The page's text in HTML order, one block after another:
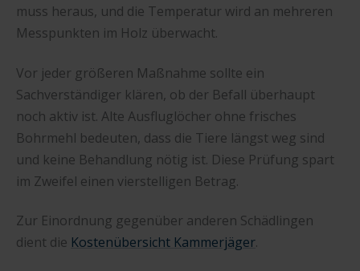
muss heraus, und die Temperatur wird an mehreren
Messpunkten im Holz überwacht.
Vor jeder größeren Maßnahme sollte ein
Sachverständiger klären, ob der Befall überhaupt
noch aktiv ist. Alte Ausfluglöcher ohne frisches
Bohrmehl bedeuten, dass die Tiere längst weg sind
und keine Behandlung nötig ist. Diese Prüfung spart
im Zweifel einen vierstelligen Betrag.
Zur Einordnung gegenüber anderen Schädlingen
dient die Kostenübersicht Kammerjäger.